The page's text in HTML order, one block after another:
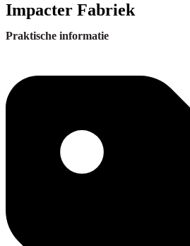
Impacter Fabriek
Praktische informatie